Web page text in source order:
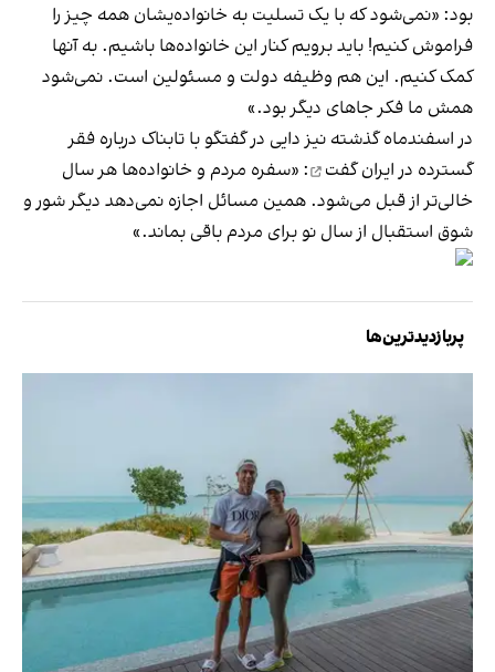
بود: «نمی‌شود که با یک تسلیت به خانواده‌یشان همه چیز را
فراموش کنیم! باید برویم کنار این خانواده‌ها باشیم. به آنها
کمک کنیم. این هم وظیفه دولت و مسئولین است. نمی‌شود
همش ما فکر جاهای دیگر بود.»
در اسفندماه گذشته نیز دایی در گفتگو با تابناک درباره فقر
گسترده در ایران گفت
: «سفره مردم و خانواده‌ها هر سال
خالی‌تر از قبل می‌شود. همین مسائل اجازه نمی‌دهد دیگر شور و
شوق استقبال از سال نو برای مردم باقی بماند.»
پربازدیدترین‌ها